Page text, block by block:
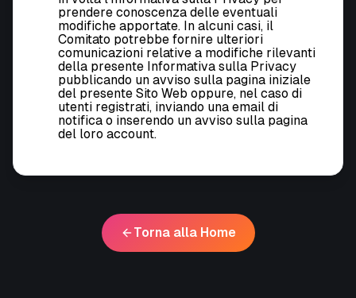
prendere conoscenza delle eventuali
modifiche apportate. In alcuni casi, il
Comitato potrebbe fornire ulteriori
comunicazioni relative a modifiche rilevanti
della presente Informativa sulla Privacy
pubblicando un avviso sulla pagina iniziale
del presente Sito Web oppure, nel caso di
utenti registrati, inviando una email di
notifica o inserendo un avviso sulla pagina
del loro account.
Torna alla Home